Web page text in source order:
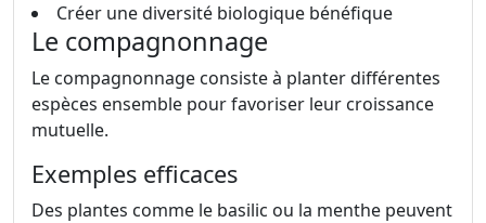
Créer une diversité biologique bénéfique
Le compagnonnage
Le compagnonnage consiste à planter différentes
espèces ensemble pour favoriser leur croissance
mutuelle.
Exemples efficaces
Des plantes comme le basilic ou la menthe peuvent